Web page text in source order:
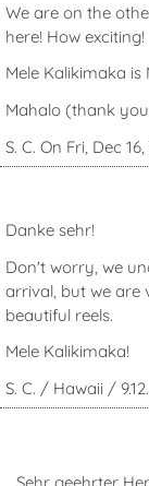
We are on the
here! How exciting!
Mele Kalikimaka
Mahalo (thank
S. C. On Fri, Dec
Danke sehr!
Don't worry, we
arrival, but we are
beautiful reels.
Mele Kalikimaka!
S. C. / Hawaii /